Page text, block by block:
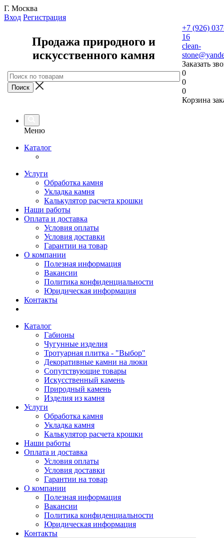
Г. Москва
Вход Регистрация
Продажа природного и
искусственного камня
+7 (926)
16
clean-
Заказать
0
0
0
Корзина
Меню
Каталог
Услуги
Обработка камня
Укладка камня
Калькулятор расчета крошки
Наши работы
Оплата и доставка
Условия оплаты
Условия доставки
Гарантии на товар
О компании
Полезная информация
Вакансии
Политика конфиденциальности
Юридическая информация
Контакты
Каталог
Габионы
Чугунные изделия
Тротуарная плитка - "Выбор"
Декоративные камни на люки
Сопутствующие товары
Искусственный камень
Природный камень
Изделия из камня
Услуги
Обработка камня
Укладка камня
Калькулятор расчета крошки
Наши работы
Оплата и доставка
Условия оплаты
Условия доставки
Гарантии на товар
О компании
Полезная информация
Вакансии
Политика конфиденциальности
Юридическая информация
Контакты